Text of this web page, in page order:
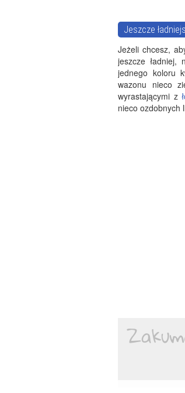
Jeszcze
Jeżeli chcesz,
jeszcze ładniej,
jednego koloru
wazonu nieco
wyrastającymi z
nieco ozdobnych